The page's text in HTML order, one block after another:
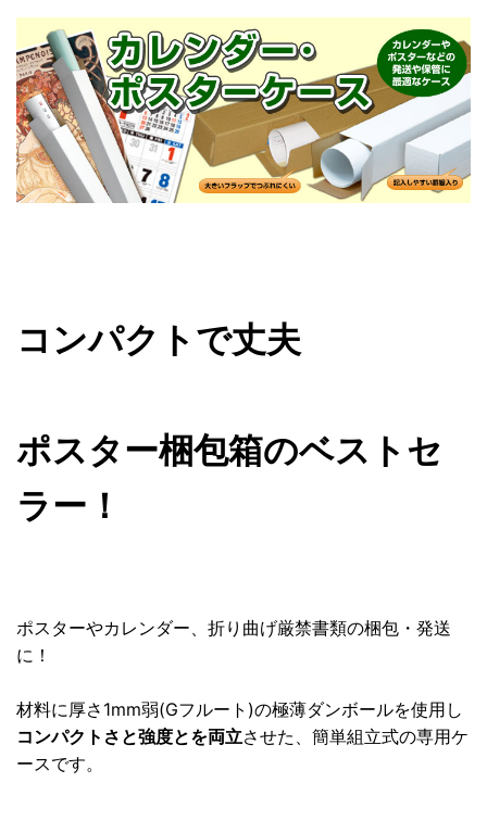
コンパクトで丈夫
ポスター梱包箱のベストセ
ラー！
ポスターやカレンダー、折り曲げ厳禁書類の梱包・発送
に！
材料に厚さ1mm弱(Gフルート)の極薄ダンボールを使用し
コンパクトさと強度とを両立させた、簡単組立式の専用ケ
ースです。